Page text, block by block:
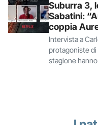
Suburra 3,
Sabatini:
coppia
Intervista a
protagoniste di
stagione